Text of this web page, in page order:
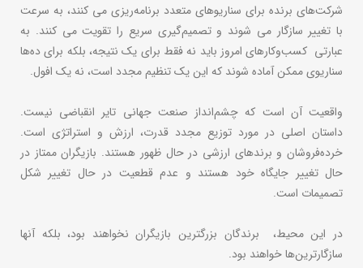
شرکت‌های برنده برای سناریوهای متعدد برنامه‌ریزی می کنند، به سرعت
با تغییر سازگار می شوند و تصمیم‌گیری سریع را تقویت می کنند. به
عبارتی کسب‌وکارهای امروز باید نه فقط برای یک نتیجه، بلکه برای ده‌ها
سناریوی ممکن آماده شوند که این یک تنظیم مجدد است، نه یک افول.
واقعیت آن است که چشم‌انداز صنعت جهانی تایر انقباضی نیست.
داستان اصلی در مورد توزیع مجدد قدرت، ارزش و استراتژی است.
خرده‌فروشان و برندهای ارزشی در حال ظهور هستند. بازیگران ممتاز در
حال تغییر جایگاه خود هستند و عدم قطعیت در حال تغییر شکل
تصمیمات است.
در این محیط، برندگان بزرگترین بازیگران نخواهند بود، بلکه آنها
سازگارترین‌ها خواهند بود.